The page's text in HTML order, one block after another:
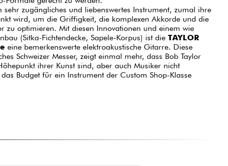
zugängliches und liebenswertes Instrument, zumal ihre
wird, um die Griffigkeit, die komplexen Akkorde und die
zu optimieren. Mit diesen Innovationen und einem wie
(Sitka-Fichtendecke, Sapele-Korpus) ist dieTAYLOR
eine bemerkenswerte elektroakustische Gitarre. Diese
Schweizer Messer, zeigt einmal mehr, dass Bob Taylor
ihrer Kunst sind, aber auch Musiker nicht
Budget für ein Instrument der Custom Shop-Klasse